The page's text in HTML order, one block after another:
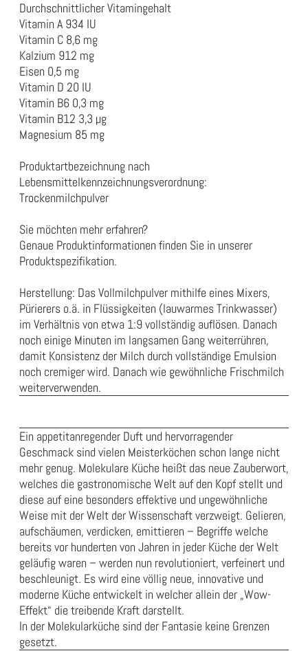
Durchschnittlicher Vitamingehalt
Vitamin A 934 IU
Vitamin C 8,6 mg
Kalzium 912 mg
Eisen 0,5 mg
Vitamin D 20 IU
Vitamin B6 0,3 mg
Vitamin B12 3,3 µg
Magnesium 85 mg
Produktartbezeichnung nach
Lebensmittelkennzeichnungsverordnung:
Trockenmilchpulver
Sie möchten mehr erfahren?
Genaue Produktinformationen finden Sie in unserer
Produktspezifikation.
Herstellung: Das Vollmilchpulver mithilfe eines Mixers,
Pürierers o.ä. in Flüssigkeiten (lauwarmes Trinkwasser)
im Verhältnis von etwa 1:9 vollständig auflösen. Danach
noch einige Minuten im langsamen Gang weiterrühren,
damit Konsistenz der Milch durch vollständige Emulsion
noch cremiger wird. Danach wie gewöhnliche Frischmilch
weiterverwenden.
Ein appetitanregender Duft und hervorragender
Geschmack sind vielen Meisterköchen schon lange nicht
mehr genug. Molekulare Küche heißt das neue Zauberwort,
welches die gastronomische Welt auf den Kopf stellt und
diese auf eine besonders effektive und ungewöhnliche
Weise mit der Welt der Wissenschaft verzweigt. Gelieren,
aufschäumen, verdicken, emittieren – Begriffe welche
bereits vor hunderten von Jahren in jeder Küche der Welt
geläufig waren – werden nun revolutioniert, verfeinert und
beschleunigt. Es wird eine völlig neue, innovative und
moderne Küche entwickelt in welcher allein der „Wow-
Effekt“ die treibende Kraft darstellt.
In der Molekularküche sind der Fantasie keine Grenzen
gesetzt.